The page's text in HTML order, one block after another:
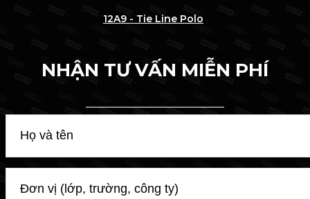
12A9 - Tie Line Polo
NHẬN TƯ VẤN MIỄN PHÍ